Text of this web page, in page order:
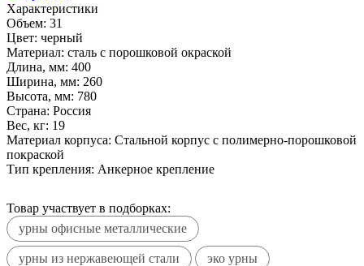
Характеристики
Объем: 31
Цвет: черный
Материал: сталь с порошковой окраской
Длина, мм: 400
Ширина, мм: 260
Высота, мм: 780
Страна: Россия
Вес, кг: 19
Материал корпуса: Стальной корпус с полимерно-порошковой
покраской
Тип крепления: Анкерное крепление
Товар участвует в подборках:
урны офисные металлические
урны из нержавеющей стали эко урны